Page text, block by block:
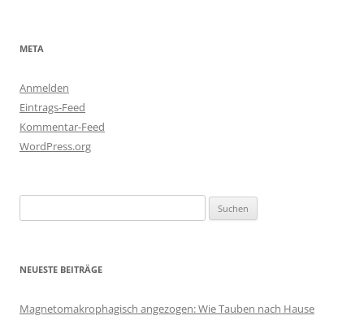
META
Anmelden
Eintrags-Feed
Kommentar-Feed
WordPress.org
nach:
NEUESTE BEITRÄGE
Magnetomakrophagisch angezogen: Wie Tauben nach Hause